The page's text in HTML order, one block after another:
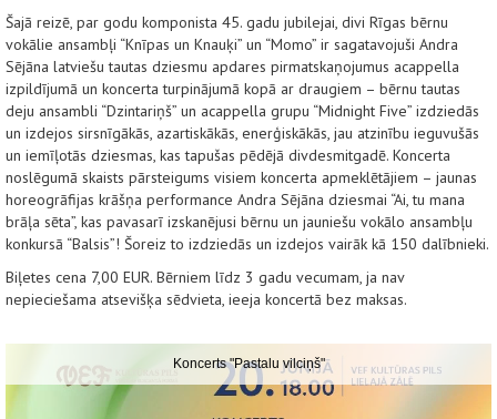
Šajā reizē, par godu komponista 45. gadu jubilejai, divi Rīgas bērnu
vokālie ansambļi “Knīpas un Knauķi” un “Momo” ir sagatavojuši Andra
Sējāna latviešu tautas dziesmu apdares pirmatskaņojumus acappella
izpildījumā un koncerta turpinājumā kopā ar draugiem – bērnu tautas
deju ansambli “Dzintariņš” un acappella grupu “Midnight Five” izdziedās
un izdejos sirsnīgākās, azartiskākās, enerģiskākās, jau atzinību ieguvušās
un iemīļotās dziesmas, kas tapušas pēdējā divdesmitgadē. Koncerta
noslēgumā skaists pārsteigums visiem koncerta apmeklētājiem – jaunas
horeogrāfijas krāšņa performance Andra Sējāna dziesmai “Ai, tu mana
brāļa sēta”, kas pavasarī izskanējusi bērnu un jauniešu vokālo ansambļu
konkursā “Balsis”! Šoreiz to izdziedās un izdejos vairāk kā 150 dalībnieki.
Biļetes cena 7,00 EUR. Bērniem līdz 3 gadu vecumam, ja nav
nepieciešama atsevišķa sēdvieta, ieeja koncertā bez maksas.
Koncerts "Pastalu vilciņš"